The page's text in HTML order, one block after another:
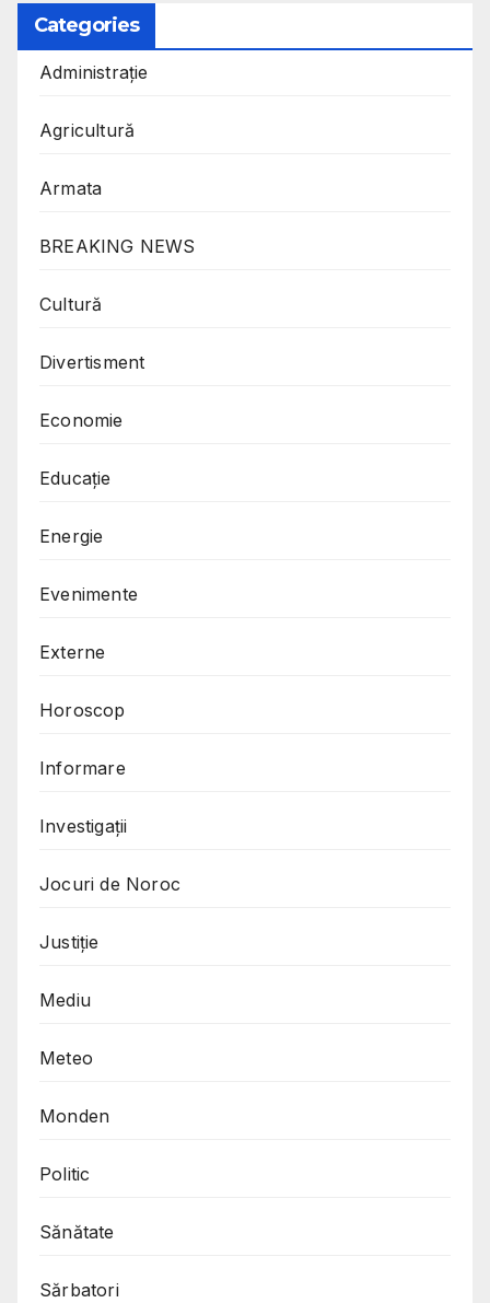
Categories
Administrație
Agricultură
Armata
BREAKING NEWS
Cultură
Divertisment
Economie
Educație
Energie
Evenimente
Externe
Horoscop
Informare
Investigații
Jocuri de Noroc
Justiție
Mediu
Meteo
Monden
Politic
Sănătate
Sărbatori